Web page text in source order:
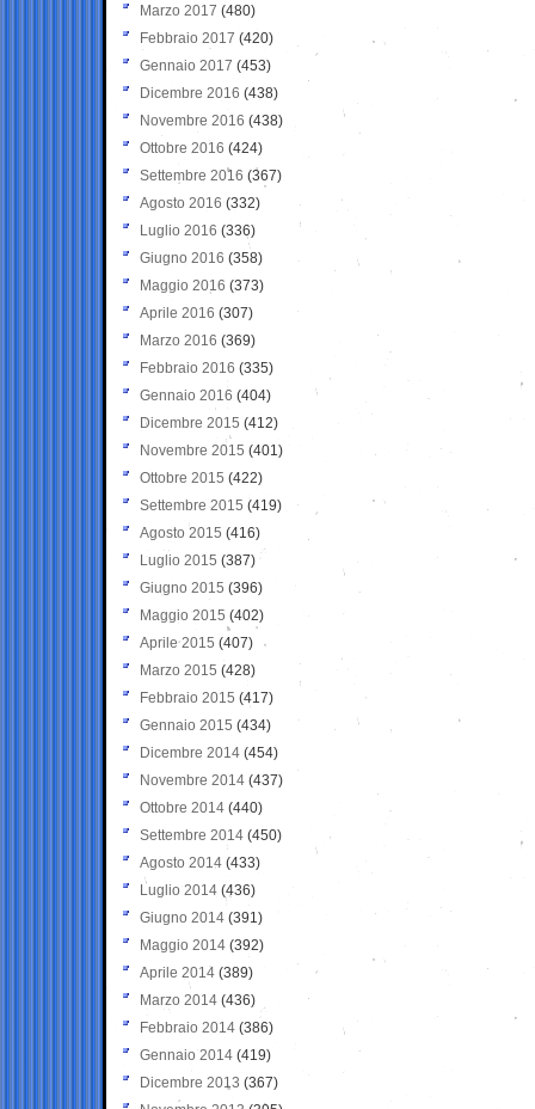
Marzo 2017 (480)
Febbraio 2017 (420)
Gennaio 2017 (453)
Dicembre 2016 (438)
Novembre 2016 (438)
Ottobre 2016 (424)
Settembre 2016 (367)
Agosto 2016 (332)
Luglio 2016 (336)
Giugno 2016 (358)
Maggio 2016 (373)
Aprile 2016 (307)
Marzo 2016 (369)
Febbraio 2016 (335)
Gennaio 2016 (404)
Dicembre 2015 (412)
Novembre 2015 (401)
Ottobre 2015 (422)
Settembre 2015 (419)
Agosto 2015 (416)
Luglio 2015 (387)
Giugno 2015 (396)
Maggio 2015 (402)
Aprile 2015 (407)
Marzo 2015 (428)
Febbraio 2015 (417)
Gennaio 2015 (434)
Dicembre 2014 (454)
Novembre 2014 (437)
Ottobre 2014 (440)
Settembre 2014 (450)
Agosto 2014 (433)
Luglio 2014 (436)
Giugno 2014 (391)
Maggio 2014 (392)
Aprile 2014 (389)
Marzo 2014 (436)
Febbraio 2014 (386)
Gennaio 2014 (419)
Dicembre 2013 (367)